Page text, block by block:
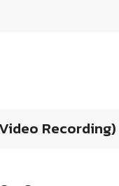
Recording)